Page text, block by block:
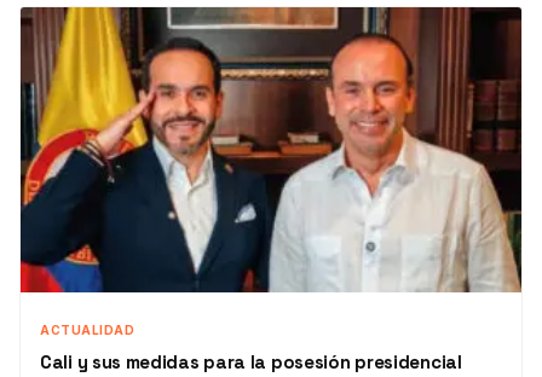
ACTUALIDAD
Cali y sus medidas para la posesión presidencial